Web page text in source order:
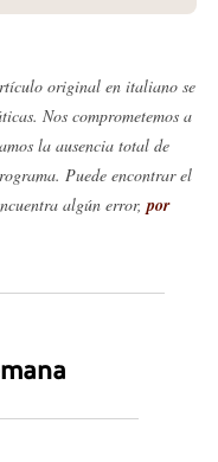
original en italiano se
Nos comprometemos a
la ausencia total de
Puede encontrar el
algún error,por